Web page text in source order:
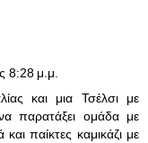
8:28 μ.μ.
και μια Τσέλσι με
παρατάξει ομάδα με
παίκτες καμικάζι με